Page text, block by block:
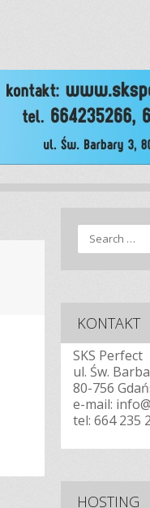
Search
KONTAKT
SKS Perfect
ul. Św.
80-756
e-mail:
tel: 664 235
HOSTING